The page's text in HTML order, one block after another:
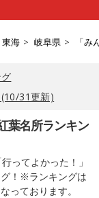
東海 岐阜県 「
31更新)
葉名所ランキン
ってよかった！」
！※ランキングは
っております。